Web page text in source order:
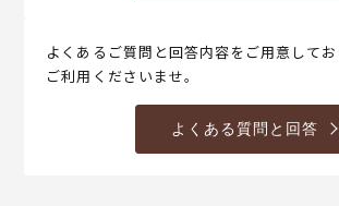
よくあるご質問と回答内容をご用意して
ご利用くださいませ。
よくある質問と回答